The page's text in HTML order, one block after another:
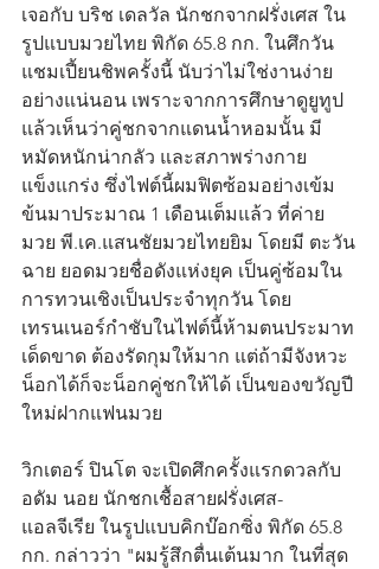
เจอกับ บริช เดลวัล นักชกจากฝรั่งเศส ใน
รูปแบบมวยไทย พิกัด 65.8 กก. ในศึกวัน
แชมเปี้ยนชิพครั้งนี้ นับว่าไม่ใช่งานง่าย
อย่างแน่นอน เพราะจากการศึกษาดูยูทูป
แล้วเห็นว่าคู่ชกจากแดนน้ำหอมนั้น มี
หมัดหนักน่ากลัว และสภาพร่างกาย
แข็งแกร่ง ซึ่งไฟต์นี้ผมฟิตซ้อมอย่างเข้ม
ข้นมาประมาณ 1 เดือนเต็มแล้ว ที่ค่าย
มวย พี.เค.แสนชัยมวยไทยยิม โดยมี ตะวัน
ฉาย ยอดมวยชื่อดังแห่งยุค เป็นคู่ซ้อมใน
การทวนเชิงเป็นประจำทุกวัน โดย
เทรนเนอร์กำชับในไฟต์นี้ห้ามตนประมาท
เด็ดขาด ต้องรัดกุมให้มาก แต่ถ้ามีจังหวะ
น็อกได้ก็จะน็อกคู่ชกให้ได้ เป็นของขวัญปี
ใหม่ฝากแฟนมวย
วิกเตอร์ ปินโต จะเปิดศึกครั้งแรกดวลกับ
อดัม นอย นักชกเชื้อสายฝรั่งเศส-
แอลจีเรีย ในรูปแบบคิกบ๊อกซิ่ง พิกัด 65.8
กก. กล่าวว่า "ผมรู้สึกตื่นเต้นมาก ในที่สุด